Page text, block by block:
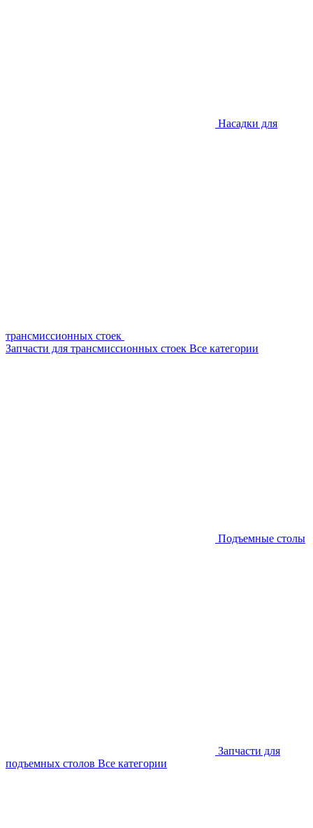
Насадки для
трансмиссионных стоек
Запчасти для трансмиссионных стоек Все категории
Подъемные столы
Запчасти для
подъемных столов Все категории